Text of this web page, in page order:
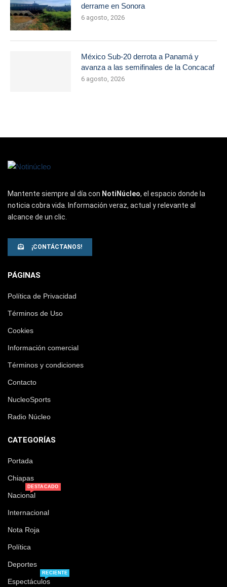
derrame en Sonora
6 agosto, 2026
México Sub-20 derrota a Panamá y
avanza a las semifinales de la Concacaf
6 agosto, 2026
Mantente siempre al día con NotiNúcleo, el espacio donde la
noticia cobra vida. Información veraz, actual y relevante al
alcance de un clic.
¡CONTÁCTANOS!
PÁGINAS
Política de Privacidad
Términos de Uso
Cookies
Información comercial
Términos y condiciones
Contacto
NucleoSports
Radio Núcleo
CATEGORÍAS
Portada
Chiapas
Nacional
DESTACADO
Internacional
Nota Roja
Política
Deportes
Espectáculos
RECIENTE